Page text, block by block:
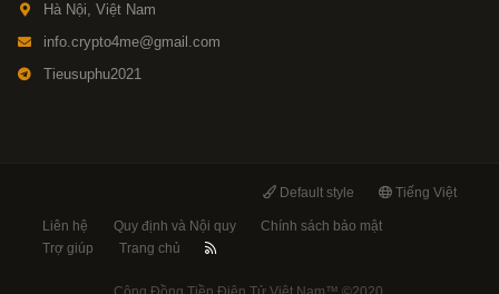
Hà Nội, Việt Nam
info.crypto4me@gmail.com
Tieusuphu2021
Default style Tiếng Việt
Liên hệ Quy định và Nội quy
Chính sách bảo mật
Trợ giúp
Trang chủ